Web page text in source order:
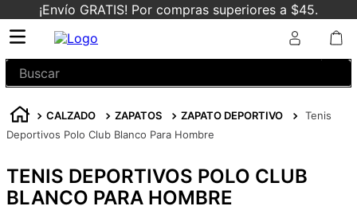
¡Envío GRATIS! Por compras superiores a $45.
Buscar
CALZADO ZAPATOS ZAPATO DEPORTIVO
Tenis
Deportivos Polo Club Blanco Para Hombre
TENIS DEPORTIVOS POLO CLUB
BLANCO PARA HOMBRE